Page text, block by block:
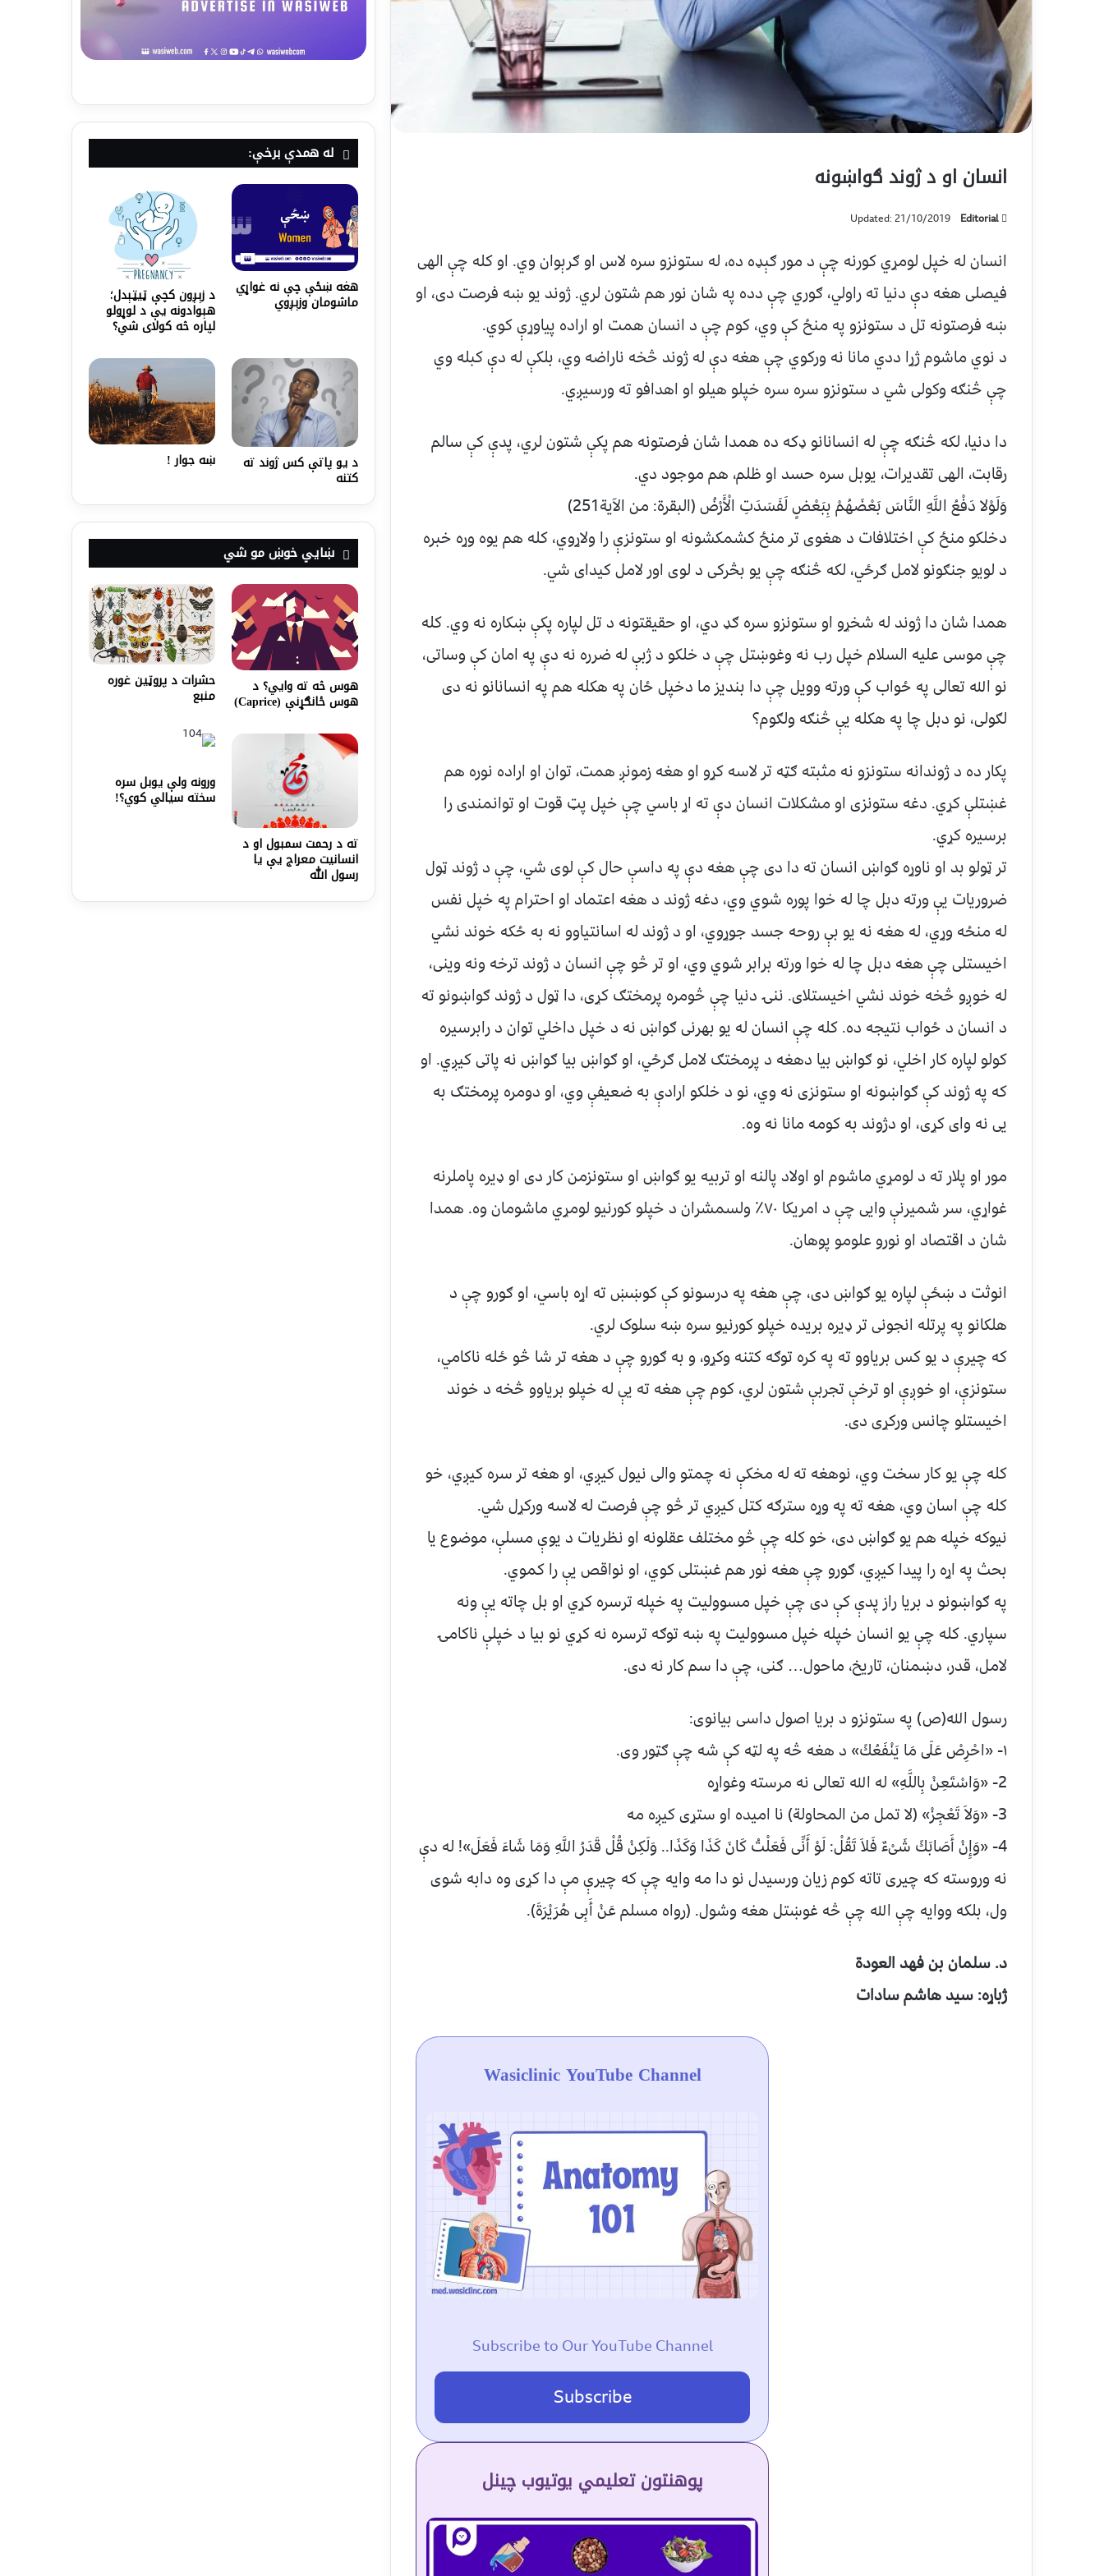
انسان او د ژوند ګواښونه
Editorial
Updated: 21/10/2019
انسان له خپل لومړي کورنه چې د مور ګېډه ده، له ستونزو سره لاس او ګرېوان وي. او کله چې الهی
فیصلی هغه دې دنیا ته راولي، ګوري چې دده په شان نور هم شتون لري. ژوند یو ښه فرصت دی، او
ښه فرصتونه تل د ستونزو په منځ کې وي، کوم چې د انسان همت او اراده پیاوړې کوي.
د نوي ماشوم ژړا ددي مانا نه ورکوي چې هغه دې له ژوند څخه ناراضه وي، بلکې له دې کبله وي
چې څنګه وکولی شي د ستونزو سره سره خپلو هیلو او اهدافو ته ورسیږي.
دا دنیا، لکه څنګه چې له انسانانو ډکه ده همدا شان فرصتونه هم پکې شتون لري، پدې کې سالم
رقابت، الهی تقدیرات، یوبل سره حسد او ظلم، هم موجود دي.
وَلَوْلا دَفْعُ اللَّهِ النَّاسَ بَعْضَهُمْ بِبَعْضٍ لَفَسَدَتِ الْأَرْضُ (البقرة: من الآية251)
دخلکو منځ کې اختلافات د هغوی تر منځ کشمکشونه او ستونزې را ولاړوي، کله هم یوه وړه خبره
د لویو جنګونو لامل ګرځي، لکه څنګه چې یو بڅرکی د لوی اور لامل کیدای شي.
همدا شان دا ژوند له شخړو او ستونزو سره ګډ دي، او حقیقتونه د تل لپاره پکې ښکاره نه وي. کله
چې موسی علیه السلام خپل رب نه وغوښتل چې د خلکو د ژبې له ضرره نه دې په امان کې وساتی،
نو الله تعالی په ځواب کې ورته وویل چې دا بندیز ما دخپل ځان په هکله هم په انسانانو نه دی
لګولی، نو دبل چا په هکله یې څنګه ولګوم؟
پکار ده د ژوندانه ستونزو نه مثبته ګټه تر لاسه کړو او هغه زمونږ همت، توان او اراده نوره هم
غښتلې کړي. دغه ستونزی او مشکلات انسان دې ته اړ باسي چې خپل پټ قوت او توانمندی را
برسیره کړي.
تر ټولو بد او ناوړه ګواښ انسان ته دا دی چې هغه دې په داسې حال کې لوی شي، چې د ژوند ټول
ضروریات یې ورته دبل چا له خوا پوره شوي وي، دغه ژوند د هغه اعتماد او احترام په خپل نفس
له منځه وړي، له هغه نه یو بې روحه جسد جوړوي، او د ژوند له اسانتیاوو نه به ځکه خوند نشي
اخیستلی چې هغه دبل چا له خوا ورته برابر شوي وي، او تر څو چې انسان د ژوند ترخه ونه وینی،
له خوږو څخه خوند نشي اخیستلای. ننۍ دنیا چې څومره پرمختګ کړی، دا ټول د ژوند ګواښونو ته
د انسان د ځواب نتیجه ده. کله چې انسان له یو بهرنی ګواښ نه د خپل داخلي توان د رابرسیره
کولو لپاره کار اخلي، نو ګواښ بیا دهغه د پرمختګ لامل ګرځي، او ګواښ بیا ګواښ نه پاتی کیږي. او
که په ژوند کې ګواښونه او ستونزی نه وي، نو د خلکو ارادې به ضعیفې وي، او دومره پرمختګ به
یی نه وای کړی، او دژوند به کومه مانا نه وه.
مور او پلار ته د لومړي ماشوم او اولاد پالنه او تربیه یو ګواښ او ستونزمن کار دی او ډیره پاملرنه
غواړي، سر شمیرنې وایی چې د امریکا ۷۰٪ ولسمشران د خپلو کورنیو لومړي ماشومان وه. همدا
شان د اقتصاد او نورو علومو پوهان.
انوثت د ښځې لپاره یو ګواښ دی، چې هغه په درسونو کې کوښښ ته اړه باسي، او ګورو چې د
هلکانو په پرتله انجونی تر ډیره بریده خپلو کورنیو سره ښه سلوک لري.
که چیرې د یو کس بریاوو ته په کره توګه کتنه وکړو، و به ګورو چې د هغه تر شا څو ځله ناکامي،
ستونزې، او خوږې او ترخې تجربې شتون لري، کوم چې هغه ته یې له خپلو بریاوو څخه د خوند
اخیستلو چانس ورکړی دی.
کله چې یو کار سخت وي، نوهغه ته له مخکې نه چمتو والی نیول کیږي، او هغه تر سره کیږي، خو
کله چې اسان وي، هغه ته په وړه سترګه کتل کیږي تر څو چې فرصت له لاسه ورکړل شي.
نیوکه خپله هم یو ګواښ دی، خو کله چې څو مختلف عقلونه او نظریات د یوې مسلې، موضوع یا
بحث په اړه را پیدا کیږي، ګورو چې هغه نور هم غښتلی کوي، او نواقص یې را کموي.
په ګواښونو د بریا راز پدې کې دی چې خپل مسوولیت په خپله ترسره کړي او بل چاته یې ونه
سپاري. کله چې یو انسان خپله خپل مسوولیت په ښه توګه ترسره نه کړي نو بیا د خپلې ناکامۍ
لامل، قدر، دښمنان، تاریخ، ماحول… ګنی، چې دا سم کار نه دی.
رسول الله(ص) په ستونزو د بریا اصول داسی بیانوی:
۱- «احْرِصْ عَلَى مَا يَنْفَعُكَ» د هغه څه په لټه کې شه چې ګټور وی.
2- «وَاسْتَعِنْ بِاللَّهِ» له الله تعالی نه مرسته وغواړه
3- «وَلاَ تَعْجِزْ» (لا تمل من المحاولة) نا امیده او ستړی کیږه مه
4- «وَإِنْ أَصَابَكَ شَىْءٌ فَلاَ تَقُلْ: لَوْ أَنِّى فَعَلْتُ كَانَ كَذَا وَكَذَا.. وَلَكِنْ قُلْ قَدَرُ اللَّهِ وَمَا شَاءَ فَعَلَ»! له دې
نه وروسته که چیری تاته کوم زیان ورسیدل نو دا مه وایه چې که چیرې مې دا کړی وه دابه شوی
ول، بلکه ووایه چې الله چې څه غوښتل هغه وشول. (رواه مسلم عَنْ أَبِى هُرَيْرَةَ).
د. سلمان بن فهد العودة
ژباړه: سید هاشم سادات
Wasiclinic YouTube Channel
Subscribe to Our YouTube Channel
Subscribe
پوهنتون تعلیمي یوتیوب چینل
له همدې برخې:
هغه ښځې چې نه غواړي
ماشومان وزېږوي د زېږون کچې ټیټېدل؛
هېوادونه یې د لوړولو
لپاره څه کولای شي؟
د یو پاتې کس ژوند ته
کتنه
ښه جوار !
ښايي خوښ مو شي
هوس څه ته وايي؟‌ د
هوس ځانګړنې (Caprice)
حشرات د پروټین غوره
منبع
ته د رحمت سمبول او د
انسانیت معراج یې یا
رسول الله
ورونه ولې یوبل سره
سخته سیالي کوي؟!